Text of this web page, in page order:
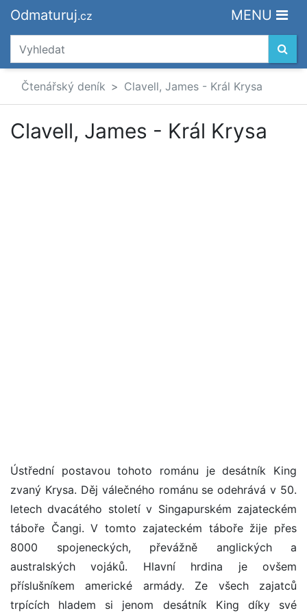
Odmaturuj.cz MENU
Čtenářský deník Clavell, James - Král Krysa
Clavell, James - Král Krysa
Ústřední postavou tohoto románu je desátník King
zvaný Krysa. Děj válečného románu se odehrává v 50.
letech dvacátého století v Singapurském zajateckém
táboře Čangi. V tomto zajateckém táboře žije přes
8000 spojeneckých, převážně anglických a
australských vojáků. Hlavní hrdina je ovšem
příslušníkem americké armády. Ze všech zajatců
trpících hladem si jenom desátník King díky své